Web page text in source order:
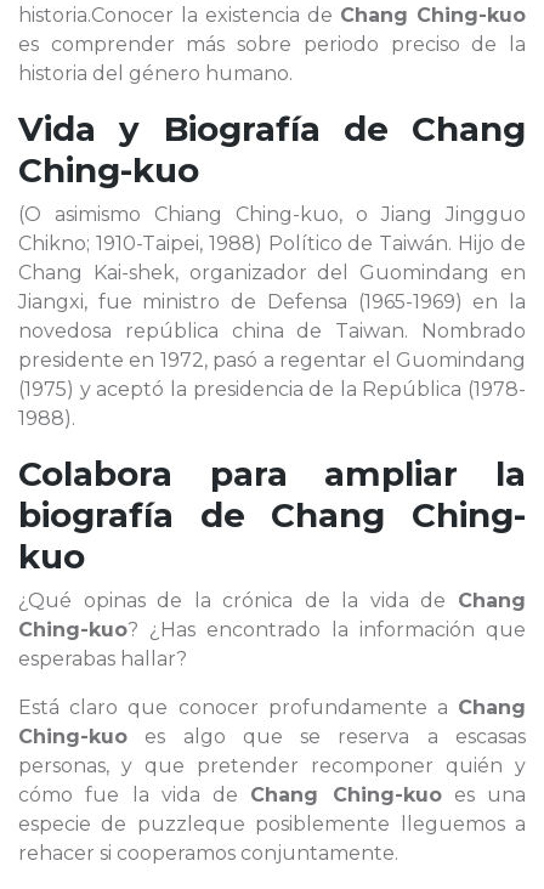
historia.Conocer la existencia de Chang Ching-kuo
es comprender más sobre periodo preciso de la
historia del género humano.
Vida y Biografía de Chang
Ching-kuo
(O asimismo Chiang Ching-kuo, o Jiang Jingguo
Chikno; 1910-Taipei, 1988) Político de Taiwán. Hijo de
Chang Kai-shek, organizador del Guomindang en
Jiangxi, fue ministro de Defensa (1965-1969) en la
novedosa república china de Taiwan. Nombrado
presidente en 1972, pasó a regentar el Guomindang
(1975) y aceptó la presidencia de la República (1978-
1988).
Colabora para ampliar la
biografía de Chang Ching-
kuo
¿Qué opinas de la crónica de la vida de Chang
Ching-kuo? ¿Has encontrado la información que
esperabas hallar?
Está claro que conocer profundamente a Chang
Ching-kuo es algo que se reserva a escasas
personas, y que pretender recomponer quién y
cómo fue la vida de Chang Ching-kuoes una
especie de puzzleque posiblemente lleguemos a
rehacer si cooperamos conjuntamente.